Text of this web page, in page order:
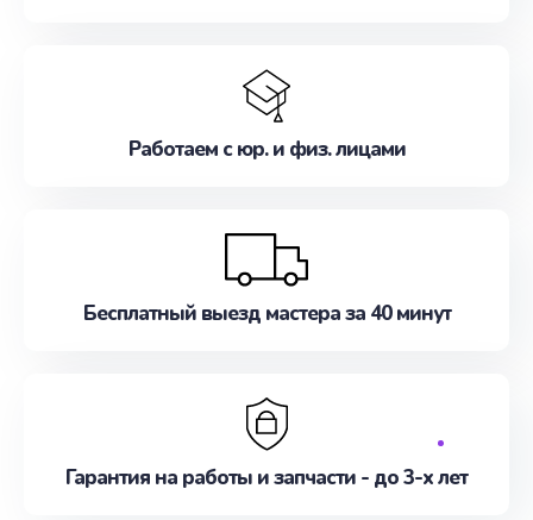
Работаем с юр. и физ. лицами
Бесплатный выезд мастера за 40 минут
Гарантия на работы и запчасти - до 3-х лет